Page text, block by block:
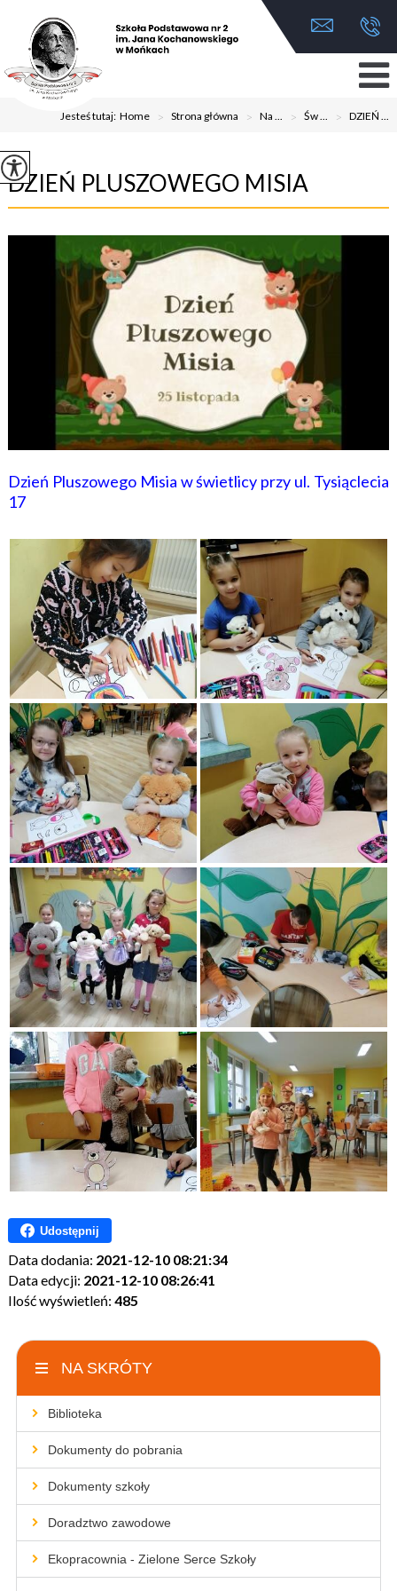
Jesteś tutaj:Home > Strona główna > Na ... > Św ... > DZIEŃ ...
DZIEŃ PLUSZOWEGO MISIA
Dzień Pluszowego Misia w świetlicy przy ul. Tysiąclecia
17
Udostępnij
Data dodania: 2021-12-10 08:21:34
Data edycji: 2021-12-10 08:26:41
Ilość wyświetleń: 485
NA SKRÓTY
Biblioteka
Dokumenty do pobrania
Dokumenty szkoły
Doradztwo zawodowe
Ekopracownia - Zielone Serce Szkoły